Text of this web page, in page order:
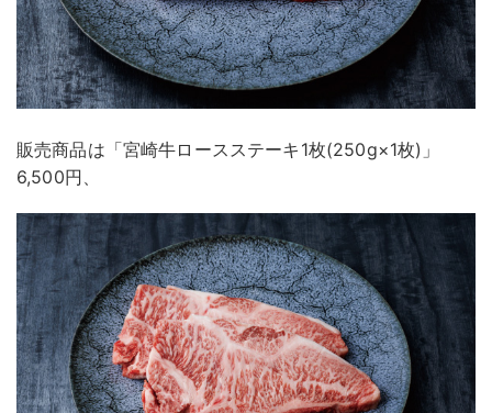
販売商品は「宮崎牛ロースステーキ1枚(250g×1枚)」
6,500円、